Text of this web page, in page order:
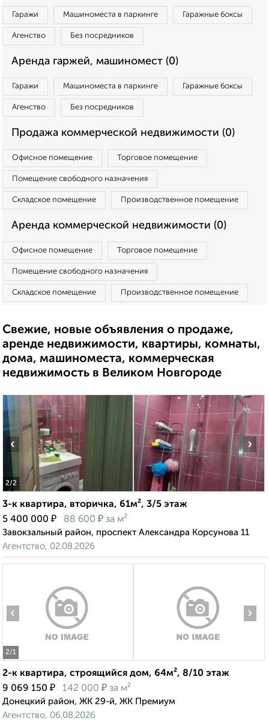
Гаражи Машиноместа в паркинге Гаражные боксы
Агенство Без посредников
Аренда гаржей, машиномест (0)
Гаражи Машиноместа в паркинге Гаражные боксы
Агенство Без посредников
Продажа коммерческой недвижимости (0)
Офисное помещение Торговое помещение
Помещение свободного назначения
Складское помещение Производственное помещение
Аренда коммерческой недвижимости (0)
Офисное помещение Торговое помещение
Помещение свободного назначения
Складское помещение Производственное помещение
Свежие, новые объявления о продаже,
аренде недвижимости, квартиры, комнаты,
дома, машиноместа, коммерческая
недвижимость в Великом Новгороде
2/2
‹ ›
3-к квартира, вторичка, 61м², 3/5 этаж
5 400 000 ₽ 88 600 ₽ за м²
Завокзальный район, проспект Александра Корсунова 11
Агентство, 02.08.2026
2/1
‹ ›
2-к квартира, строящийся дом, 64м², 8/10 этаж
9 069 150 ₽ 142 000 ₽ за м²
Донецкий район, ЖК 29-й, ЖК Премиум
Агентство, 06.08.2026